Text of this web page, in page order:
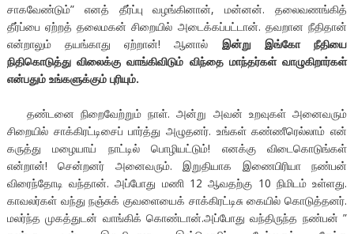
சாகவேண்டும்” எனத் தீர்ப்பு வழங்கினான், மன்னன். தலைவணங்கித்
தீர்ப்பை ஏற்றத் தலைமகன் சிறையில் அடைக்கப்பட்டான். தவறான நீதிதான்
என்றாலும் தயங்காது ஏற்றான்! ஆனால் இன்று இங்கோ நீதியை
நிதிகொடுத்து விலைக்கு வாங்கிவிடும் விந்தை மாந்தர்கள் வாழுகிறார்கள்
என்பதும் உங்களுக்கும் புரியும்.
தண்டனை நிறைவேற்றும் நாள். அன்று அவன் உறவுகள் அனைவரும்
சிறையில் சாக்கிரட்டிசைப் பார்த்து அழுதனர். உங்கள் கண்ணீரெல்லாம் என்
கருத்து மழையாய் நாட்டில் பொழியட்டும்! எனக்கு விடைகொடுங்கள்
என்றான்! சென்றனர் அனைவரும். இறுதியாக இணைபிரியா நண்பன்
விரைந்தோடி வந்தான். அப்போது மணி 12 ஆவதற்கு 10 நிமிடம் உள்ளது.
காவலர்கள் வந்து நஞ்சுக் குவளையைக் சாக்கிரட்டிசு கையில் கொடுத்தனர்.
மலர்ந்த முகத்துடன் வாங்கிக் கொண்டான்.அப்போது வந்திருந்த நண்பன் ”